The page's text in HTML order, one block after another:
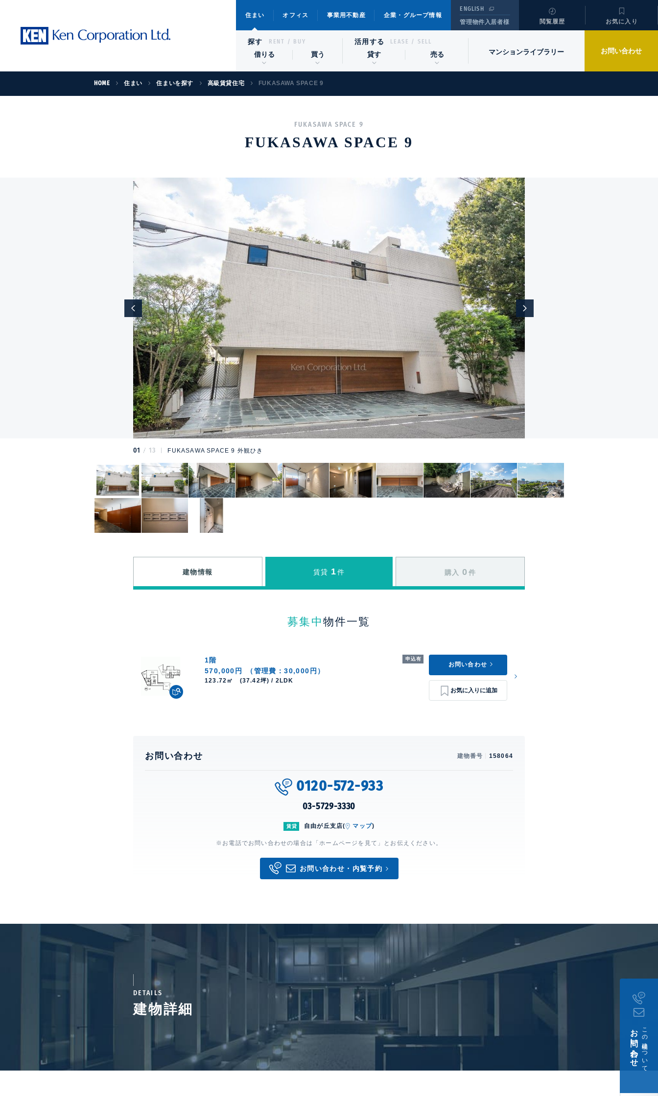
住まい オフィス 事業用不動産 企業・グループ情報
ENGLISH
管理物件入居者様
閲覧履歴 お気に入り
探す RENT / BUY
借りる 買う
活用する LEASE / SELL
貸す 売る マンションライブラリー お問い合わせ
HOME 住まい 住まいを探す 高級賃貸住宅 FUKASAWA SPACE 9
FUKASAWA SPACE 9
FUKASAWA SPACE 9
01 13 FUKASAWA SPACE 9 外観ひき
建物情報 賃貸 1 件 購入 0 件
募集中 物件一覧
申込有
1階
570,000円
（管理費：30,000円）
123.72㎡ (37.42坪) / 2LDK
お問い合わせ
お問い合わせ 建物番号 158064
0120-572-933
03-5729-3330
賃貸 自由が丘支店( マップ)
※お電話でお問い合わせの場合は「ホームページを見て」とお伝えください。
お問い合わせ・内覧予約
DETAILS
建物詳細
この建物について
お問い合わせ